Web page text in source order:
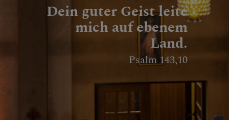
Dein guter Geist leite
mich auf ebenem
Land.
Psalm 143,10